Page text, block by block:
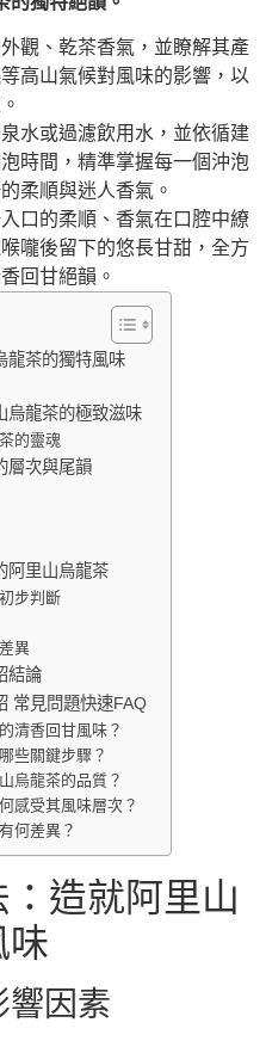
觀、乾茶香氣，並瞭解其產
高山氣候對風味的影響，以
水或過濾飲用水，並依循建
時間，精準掌握每一個沖泡
柔順與迷人香氣。
口的柔順、香氣在口腔中繚
嚨後留下的悠長甘甜，全方
回甘絕韻。
龍茶的獨特風味
烏龍茶的極致滋味
的靈魂
層次與尾韻
阿里山烏龍茶
步判斷
異
結論
常見問題快速FAQ
清香回甘風味？
些關鍵步驟？
烏龍茶的品質？
感受其風味層次？
何差異？
造就阿里山
味
響因素